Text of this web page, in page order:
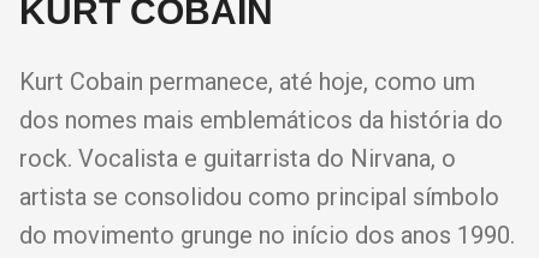
KURT COBAIN
Kurt Cobain permanece, até hoje, como um
dos nomes mais emblemáticos da história do
rock. Vocalista e guitarrista do Nirvana, o
artista se consolidou como principal símbolo
do movimento grunge no início dos anos 1990.